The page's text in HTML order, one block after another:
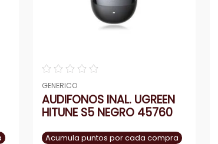
☆☆☆☆☆
GENERICO
AUDIFONOS INAL. UGREEN
HITUNE S5 NEGRO 45760
Acumula puntos por cada compra